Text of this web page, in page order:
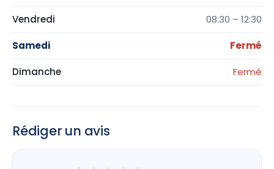
Vendredi 08:30 – 12:30
Samedi Fermé
Dimanche Fermé
Rédiger un avis